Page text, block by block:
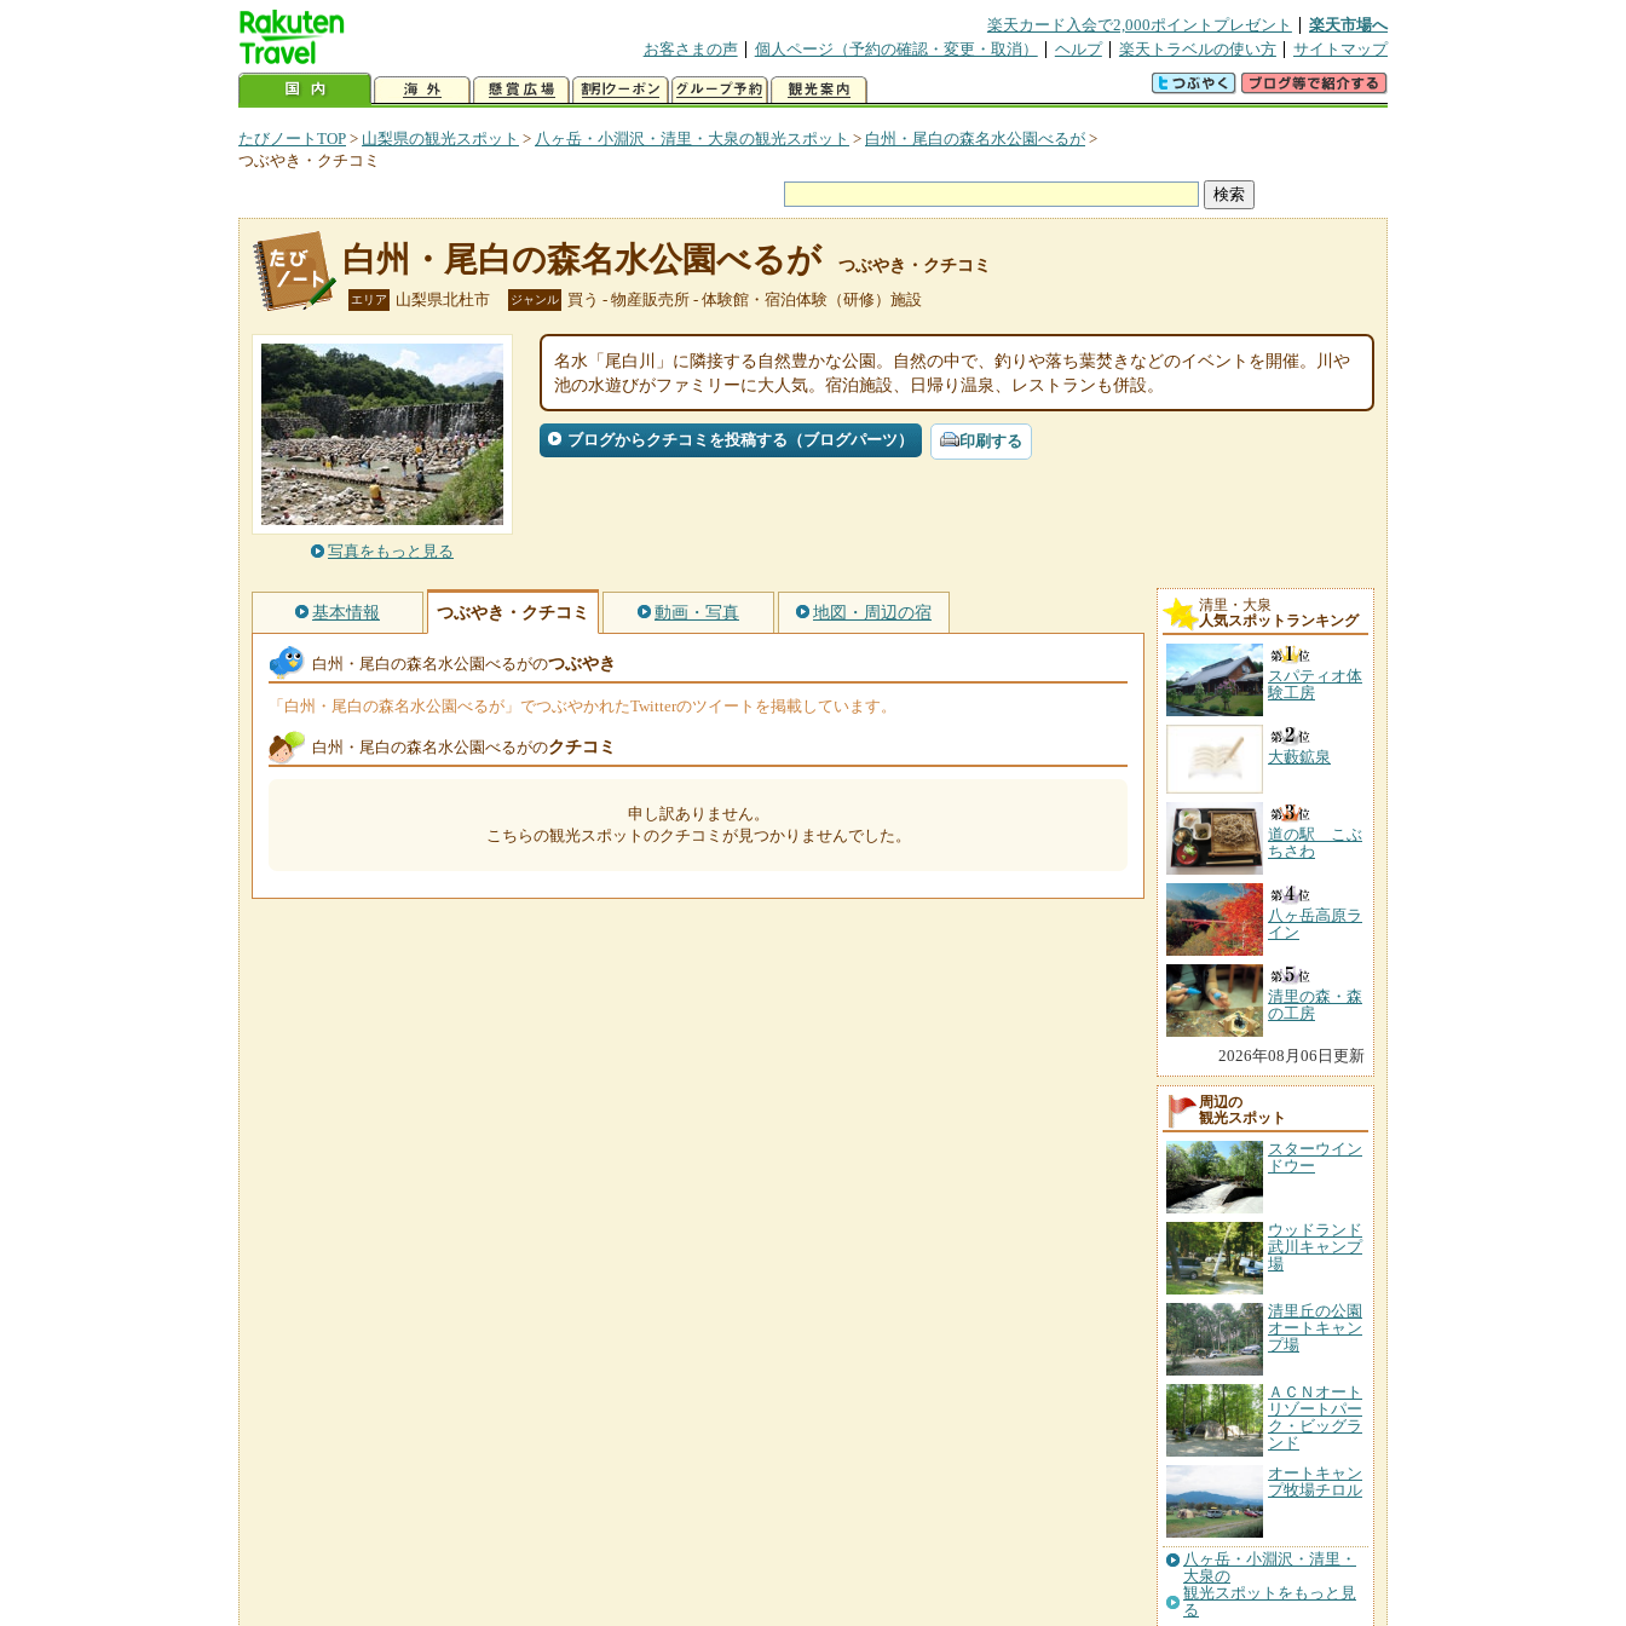
楽天カード入会で2,000ポイントプレゼント
楽天市場へ
お客さまの声
個人ページ（予約の確認・変更・取消） ヘルプ 楽天トラベルの使い方 サイトマップ
たびノートTOP > 山梨県の観光スポット > 八ヶ岳・小淵沢・清里・大泉の観光スポット > 白州・尾白の森名水公園べるが >
つぶやき・クチコミ
白州・尾白の森名水公園べるが つぶやき・クチコミ
エリア 山梨県北杜市 ジャンル 買う - 物産販売所 - 体験館・宿泊体験（研修）施設
写真をもっと見る
名水「尾白川」に隣接する自然豊かな公園。自然の中で、釣りや落ち葉焚きなどのイベントを開催。川や
池の水遊びがファミリーに大人気。宿泊施設、日帰り温泉、レストランも併設。
ブログからクチコミを投稿する（ブログパーツ） 印刷する
基本情報 つぶやき・クチコミ 動画・写真 地図・周辺の宿
白州・尾白の森名水公園べるがのつぶやき
「白州・尾白の森名水公園べるが」でつぶやかれたTwitterのツイートを掲載しています。
白州・尾白の森名水公園べるがのクチコミ
申し訳ありません。
こちらの観光スポットのクチコミが見つかりませんでした。
清里・大泉
人気スポットランキング
スパティオ体
験工房
大藪鉱泉
道の駅 こぶ
ちさわ
八ヶ岳高原ラ
イン
清里の森・森
の工房
2026年08月06日更新
周辺の
観光スポット
スターウイン
ドウー
ウッドランド
武川キャンプ
場
清里丘の公園
オートキャン
プ場
ＡＣＮオート
リゾートパー
ク・ビッグラ
ンド
オートキャン
プ牧場チロル
八ヶ岳・小淵沢・清里・
大泉の
観光スポットをもっと見
る